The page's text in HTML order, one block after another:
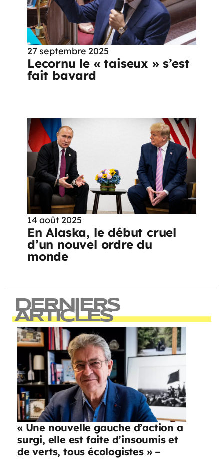
27 septembre 2025
Lecornu le « taiseux » s’est
fait bavard
14 août 2025
En Alaska, le début cruel
d’un nouvel ordre du
monde
DERNIERS
ARTICLES
« Une nouvelle gauche d’action a
surgi, elle est faite d’insoumis et
de verts, tous écologistes » –